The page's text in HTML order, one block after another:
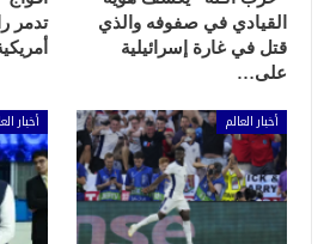
القيادي في صفوفه والذي
قتل في غارة إسرائيلية
على…
تدمر
أخبار العالم أخبار